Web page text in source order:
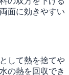
面に効きやすい
して熱を捨てや
の熱を回収でき